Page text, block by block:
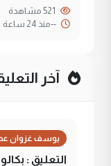
--منذ 24 ساعة
آخر
يوسف غزوان
التعليق :